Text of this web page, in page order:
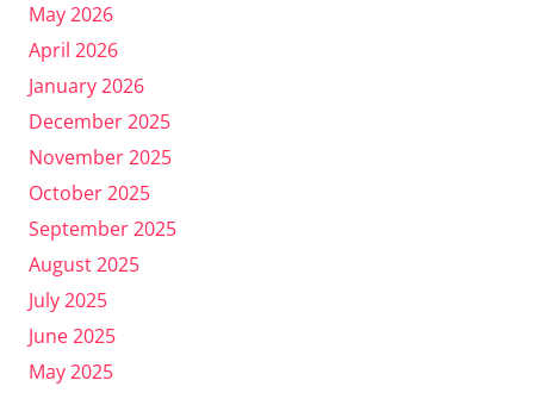
May 2026
April 2026
January 2026
December 2025
November 2025
October 2025
September 2025
August 2025
July 2025
June 2025
May 2025